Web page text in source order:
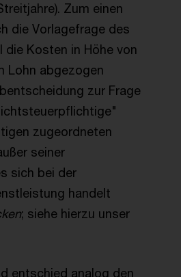
Zum einen
die Vorlagefrage des
die Kosten in Höhe von
Lohn abgezogen
zur Frage
zugeordneten
seiner
sich bei der
handelt
; siehe hierzu unser
entschied analog den